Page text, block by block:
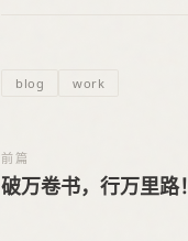
blog work
前篇
破万卷书，行万里路！